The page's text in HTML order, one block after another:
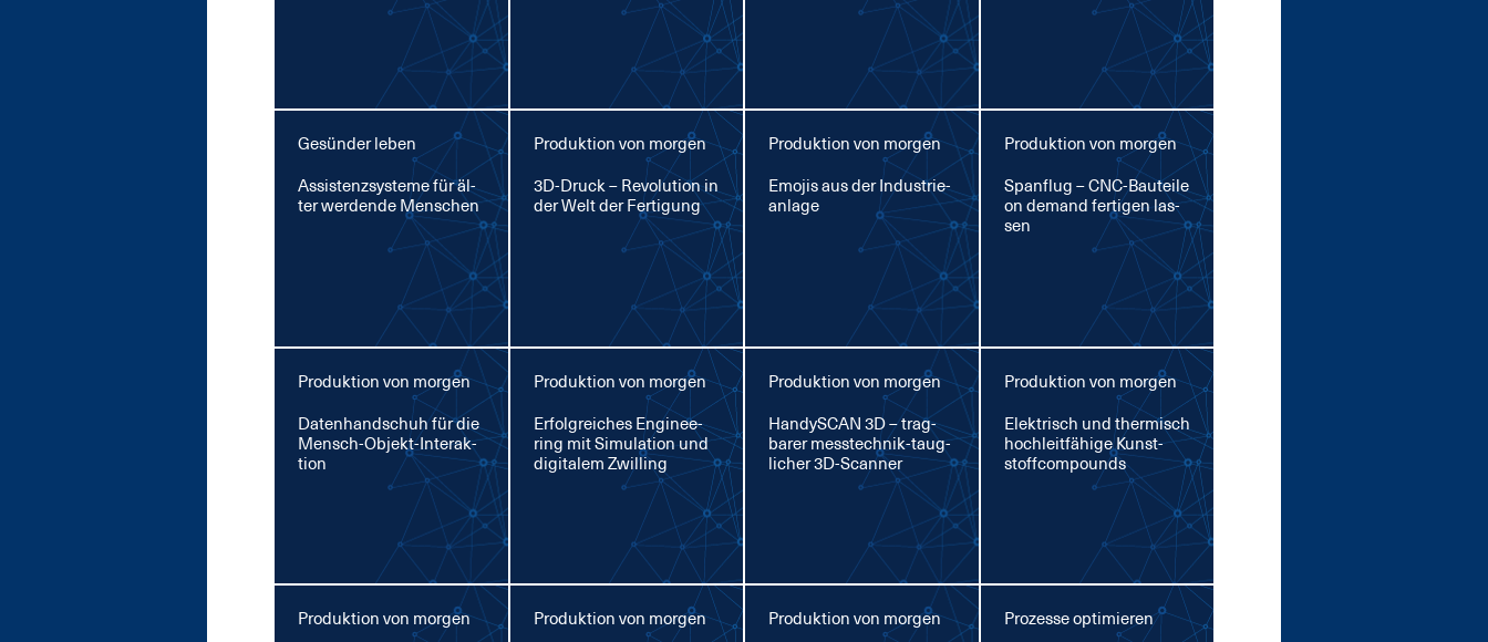
Gesünder leben
As­sis­tenz­sys­te­me für äl­
ter wer­den­de Men­schen
Produktion von morgen
3D-Druck – Re­vo­lu­ti­on in
der Welt der Fer­ti­gung
Produktion von morgen
Emo­jis aus der In­dus­trie­
an­la­ge
Produktion von morgen
Span­flug – CNC-Bau­tei­le
on de­mand fer­ti­gen las­
sen
Produktion von morgen
Da­ten­hand­schuh für die
Mensch-Ob­jekt-In­ter­ak­
ti­on
Produktion von morgen
Er­folg­rei­ches En­gi­nee­
ring mit Si­mu­la­ti­on und
di­gi­ta­lem Zwil­ling
Produktion von morgen
Han­dy­SCAN 3D – trag­
ba­rer mess­tech­nik-taug­
li­cher 3D-Scan­ner
Produktion von morgen
Elek­trisch und ther­misch
hoch­leit­fä­hi­ge Kunst­
stoff­com­pounds
Produktion von morgen
Produktion von morgen
Produktion von morgen
Prozesse optimieren